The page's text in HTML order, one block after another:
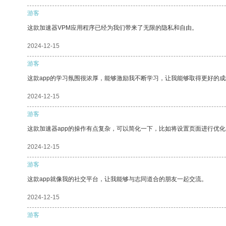
游客
这款加速器VPM应用程序已经为我们带来了无限的隐私和自由。
2024-12-15
游客
这款app的学习氛围很浓厚，能够激励我不断学习，让我能够取得更好的
2024-12-15
游客
这款加速器app的操作有点复杂，可以简化一下，比如将设置页面进行优
2024-12-15
游客
这款app就像我的社交平台，让我能够与志同道合的朋友一起交流。
2024-12-15
游客